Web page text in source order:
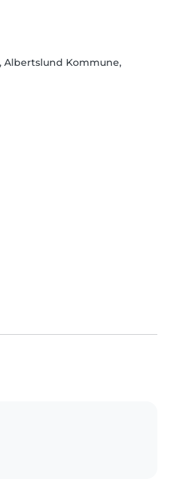
, Albertslund Kommune,